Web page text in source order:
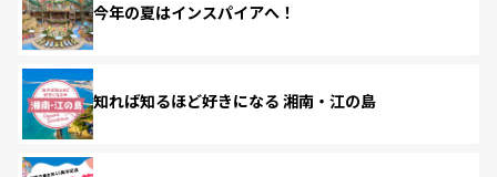
今年の夏はインスパイアへ！
知れば知るほど好きになる 湘南・江の島